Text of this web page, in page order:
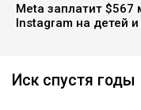
Meta заплатит $567
Instagram на детей
Иск спустя годы